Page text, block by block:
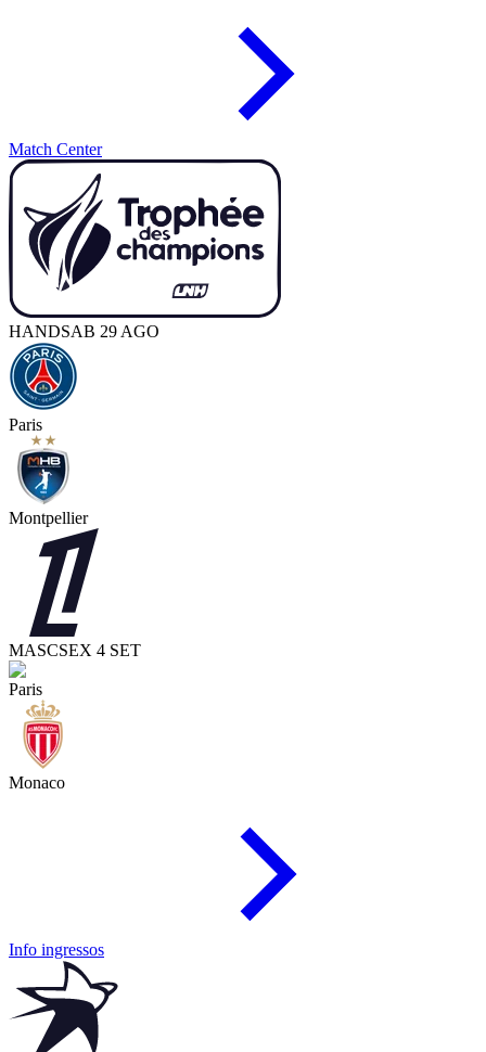
Match Center
HANDSAB 29 AGO
Paris
Montpellier
MASCSEX 4 SET
Paris
Monaco
Info ingressos